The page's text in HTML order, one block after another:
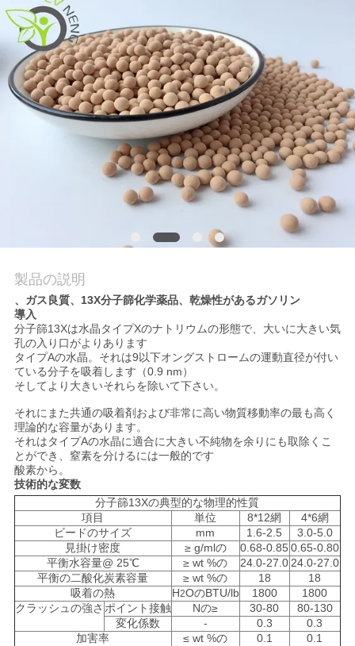
に
つ
い
て
品
質
管
理
お
問
い
合
わ
せ
製品の説明
、ガス良質、13X分子篩化学薬品、乾燥性があるガソリン
導入
分子篩13Xは水晶タイプXのナトリウムの形態で、大いに大きい気
孔の入り口がよりあります
タイプAの水晶。それは9以下オングストロームの運動直径が付い
ている分子を吸着します（0.9 nm）
そしてより大きいそれらを除いて下さい。
それにまた共通の吸着剤および非常に高い物質移動率の最も高く
理論的な容量があります。
それはタイプAの水晶に適合に大きい不純物を余りにも取除くこ
とができ、窒素を分けるには一般的です
酸素から。
技術的な変数
分子篩13Xの典型的な物理的性質
項目
単位 8*12網
4*6網
ビードのサイズ
mm 1.6-2.5
3.0-5.0
見掛け密度
≥ g/mlの 0.68-0.85 0.65-0.80
平衡水容量@ 25℃
≥ wt %の 24.0-27.024.0-27.0
平衡の二酸化炭素容量
≥ wt %の 18
18
吸着の熱
H2OのBTU/lb 1800
1800
クラッシュの強さ ポイント接触 Nの≥ 30-80
80-130
変化係数
- 0.3
0.3
加害率
≤ wt %の 0.1
0.1